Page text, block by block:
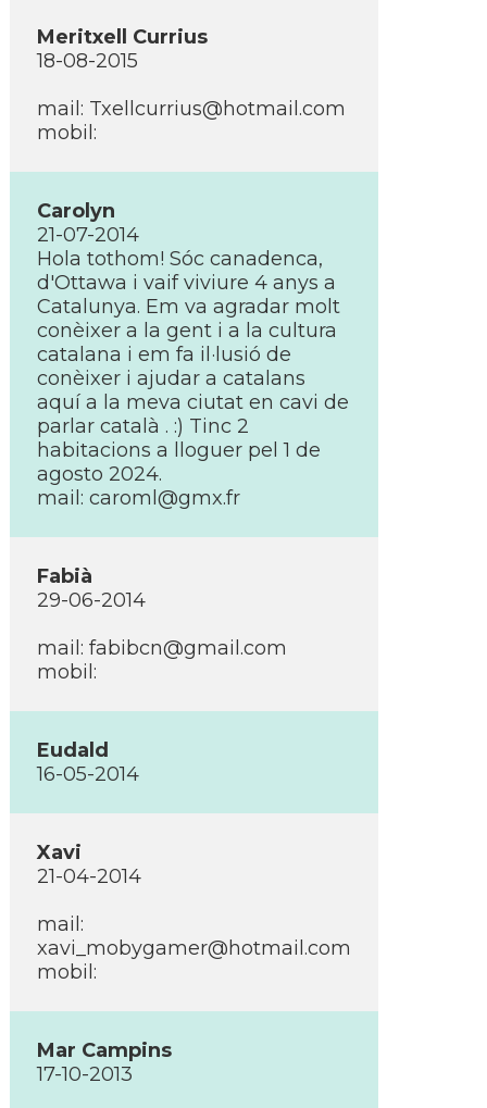
Meritxell Currius
18-08-2015
mail: Txellcurrius@hotmail.com
mobil:
Carolyn
21-07-2014
Hola tothom! Sóc canadenca,
d'Ottawa i vaif viviure 4 anys a
Catalunya. Em va agradar molt
conèixer a la gent i a la cultura
catalana i em fa il·lusió de
conèixer i ajudar a catalans
aquí­ a la meva ciutat en cavi de
parlar català . :) Tinc 2
habitacions a lloguer pel 1 de
agosto 2024.
mail: caroml@gmx.fr
Fabià
29-06-2014
mail: fabibcn@gmail.com
mobil:
Eudald
16-05-2014
Xavi
21-04-2014
mail:
xavi_mobygamer@hotmail.com
mobil:
Mar Campins
17-10-2013